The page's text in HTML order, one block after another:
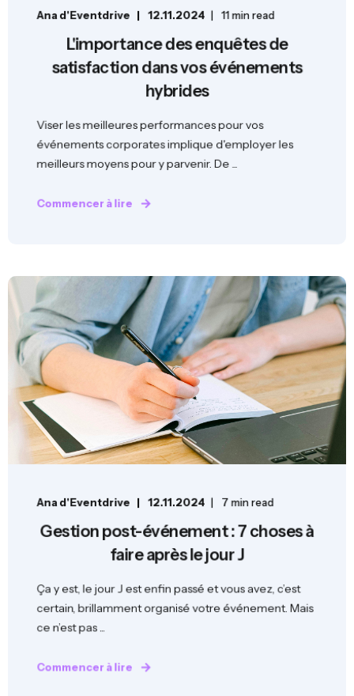
Ana d'Eventdrive 12.11.2024 11 min read
L'importance des enquêtes de
satisfaction dans vos événements
hybrides
Viser les meilleures performances pour vos
événements corporates implique d'employer les
meilleurs moyens pour y parvenir. De ...
Commencer à lire
Ana d'Eventdrive 12.11.2024 7 min read
Gestion post-événement : 7 choses à
faire après le jour J
Ça y est, le jour J est enfin passé et vous avez, c’est
certain, brillamment organisé votre événement. Mais
ce n’est pas ...
Commencer à lire